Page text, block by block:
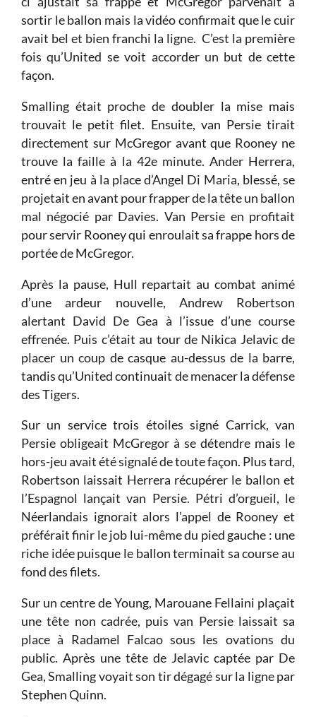
sortir le ballon mais la vidéo confirmait que le cuir
avait bel et bien franchi la ligne. C’est la première
fois qu’United se voit accorder un but de cette
façon.
Smalling était proche de doubler la mise mais
trouvait le petit filet. Ensuite, van Persie tirait
directement sur McGregor avant que Rooney ne
trouve la faille à la 42e minute. Ander Herrera,
entré en jeu à la place d’Angel Di Maria, blessé, se
projetait en avant pour frapper de la tête un ballon
mal négocié par Davies. Van Persie en profitait
pour servir Rooney qui enroulait sa frappe hors de
portée de McGregor.
Après la pause, Hull repartait au combat animé
d’une ardeur nouvelle, Andrew Robertson
alertant David De Gea à l’issue d’une course
effrenée. Puis c’était au tour de Nikica Jelavic de
placer un coup de casque au-dessus de la barre,
tandis qu’United continuait de menacer la défense
des Tigers.
Sur un service trois étoiles signé Carrick, van
Persie obligeait McGregor à se détendre mais le
hors-jeu avait été signalé de toute façon. Plus tard,
Robertson laissait Herrera récupérer le ballon et
l’Espagnol lançait van Persie. Pétri d’orgueil, le
Néerlandais ignorait alors l’appel de Rooney et
préférait finir le job lui-même du pied gauche : une
riche idée puisque le ballon terminait sa course au
fond des filets.
Sur un centre de Young, Marouane Fellaini plaçait
une tête non cadrée, puis van Persie laissait sa
place à Radamel Falcao sous les ovations du
public. Après une tête de Jelavic captée par De
Gea, Smalling voyait son tir dégagé sur la ligne par
Stephen Quinn.